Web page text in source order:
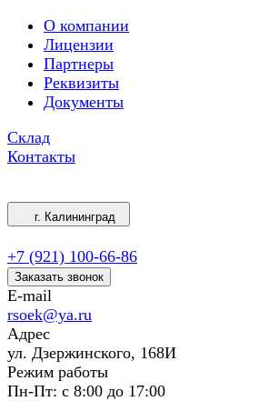
О компании
Лицензии
Партнеры
Реквизиты
Документы
Склад
Контакты
г. Калининград
+7 (921) 100-66-86
Заказать звонок
E-mail
rsoek@ya.ru
Адрес
ул. Дзержинского, 168И
Режим работы
Пн-Пт: с 8:00 до 17:00